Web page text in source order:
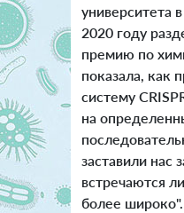
университета
2020 году
премию по
показала, как
систему
на
заставили нас
встречаются
более широко".